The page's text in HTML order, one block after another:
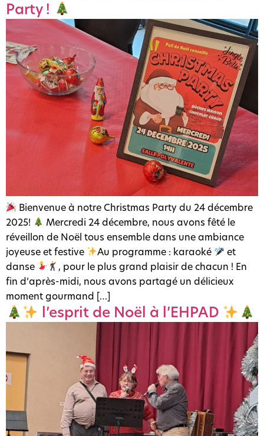
Party !
Bienvenue à notre Christmas Party du 24 décembre
2025!
Mercredi 24 décembre, nous avons fêté le
réveillon de Noël tous ensemble dans une ambiance
joyeuse et festive
Au programme : karaoké
et
danse
, pour le plus grand plaisir de chacun ! En
fin d’après-midi, nous avons partagé un délicieux
moment gourmand […]
l’esprit de Noël à l’EHPAD